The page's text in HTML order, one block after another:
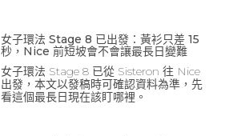
女子環法 Stage 8 已出發：黃衫只差 15
秒，Nice 前短坡會不會讓最長日變難
女子環法 Stage 8 已從 Sisteron 往 Nice
出發，本文以發稿時可確認資料為準，先
看這個最長日現在該盯哪裡。